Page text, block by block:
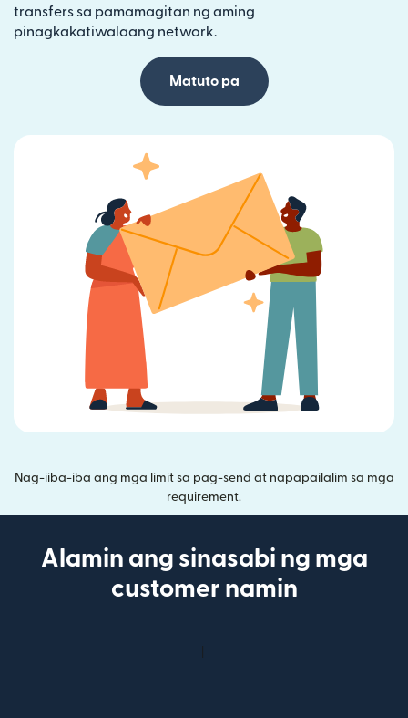
transfers sa pamamagitan ng aming
pinagkakatiwalaang network.
Matuto pa
Nag-iiba-iba ang mga limit sa pag-send at napapailalim sa mga
requirement.
Alamin ang sinasabi ng mga
customer namin